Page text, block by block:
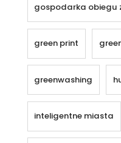
gospodarka obiegu
green print
greenwashing
inteligentne miasta